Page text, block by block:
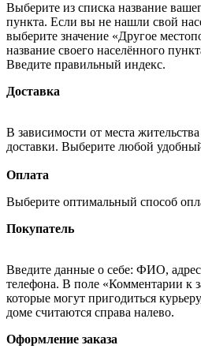
Выберите из списка название
пункта. Если вы не нашли свой
выберите значение «Другое
название своего населённого
Введите правильный индекс.
Доставка
В зависимости от места
доставки. Выберите любой
Оплата
Выберите оптимальный способ
Покупатель
Введите данные о себе: ФИО,
телефона. В поле «Комментарии к
которые могут пригодиться
доме считаются справа налево.
Оформление заказа